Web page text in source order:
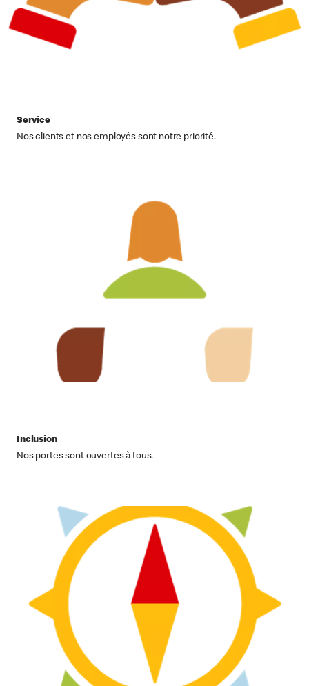
Service
Nos clients et nos employés sont notre priorité.
Inclusion
Nos portes sont ouvertes à tous.